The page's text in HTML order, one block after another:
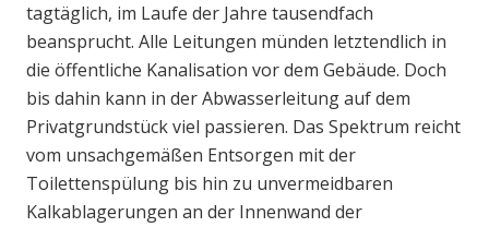
tagtäglich, im Laufe der Jahre tausendfach
beansprucht. Alle Leitungen münden letztendlich in
die öffentliche Kanalisation vor dem Gebäude. Doch
bis dahin kann in der Abwasserleitung auf dem
Privatgrundstück viel passieren. Das Spektrum reicht
vom unsachgemäßen Entsorgen mit der
Toilettenspülung bis hin zu unvermeidbaren
Kalkablagerungen an der Innenwand der